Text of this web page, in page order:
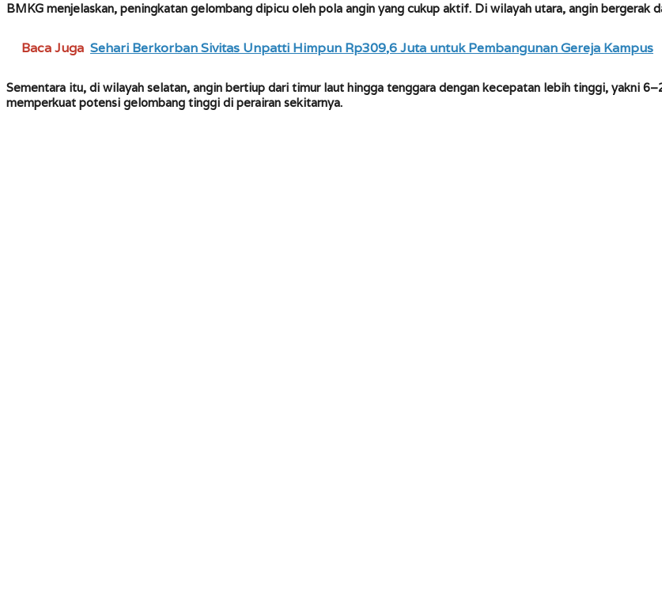
BMKG menjelaskan, peningkatan gelombang dipicu oleh pola angin yang cukup aktif. Di wilayah utara, angin
Baca Juga Sehari Berkorban Sivitas Unpatti Himpun Rp309,6 Juta untuk Pembangunan Gereja Kampus
Sementara itu, di wilayah selatan, angin bertiup dari timur laut hingga tenggara dengan kecepatan lebih tinggi, yakni
memperkuat potensi gelombang tinggi di perairan sekitarnya.